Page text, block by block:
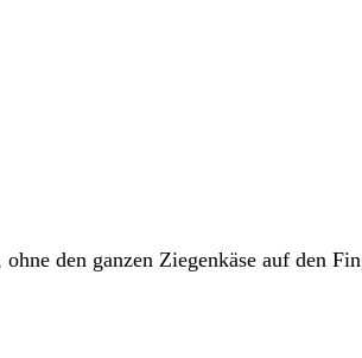
den ganzen Ziegenkäse auf den